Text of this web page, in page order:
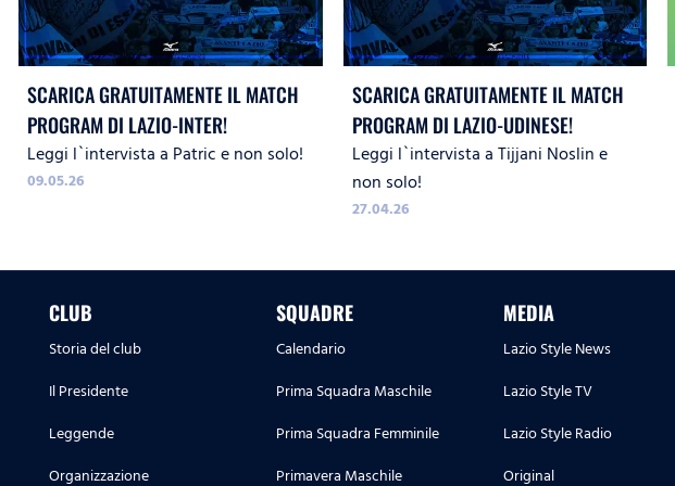
SCARICA GRATUITAMENTE IL MATCH
PROGRAM DI LAZIO-INTER!
Leggi l`intervista a Patric e non solo!
09.05.26
SCARICA GRATUITAMENTE IL MATCH
PROGRAM DI LAZIO-UDINESE!
Leggi l`intervista a Tijjani Noslin e
non solo!
27.04.26
CLUB
Storia del club
Il Presidente
Leggende
Organizzazione
SQUADRE
Calendario
Prima Squadra Maschile
Prima Squadra Femminile
Primavera Maschile
MEDIA
Lazio Style News
Lazio Style TV
Lazio Style Radio
Original